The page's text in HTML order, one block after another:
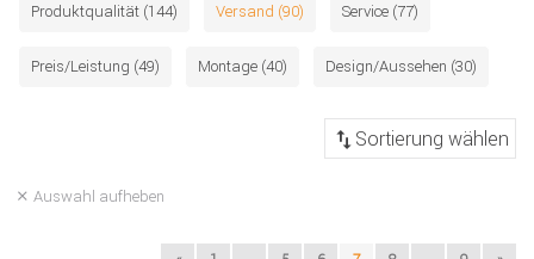
Produktqualität (144) Versand (90) Service (77)
Preis/Leistung (49) Montage (40) Design/Aussehen (30)
Auswahl aufheben